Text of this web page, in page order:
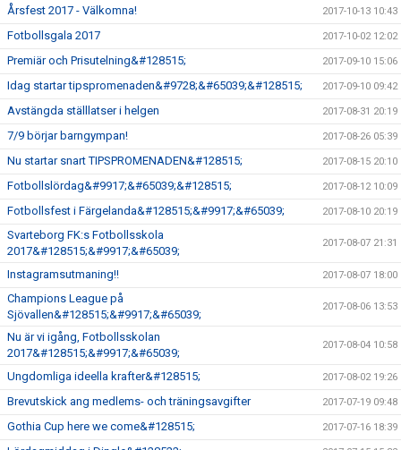
Årsfest 2017 - Välkomna! 2017-10-13 10:43
Fotbollsgala 2017 2017-10-02 12:02
Premiär och Prisutelning&#128515; 2017-09-10 15:06
Idag startar tipspromenaden&#9728;&#65039;&#128515; 2017-09-10 09:42
Avstängda ställlatser i helgen 2017-08-31 20:19
7/9 börjar barngympan! 2017-08-26 05:39
Nu startar snart TIPSPROMENADEN&#128515; 2017-08-15 20:10
Fotbollslördag&#9917;&#65039;&#128515; 2017-08-12 10:09
Fotbollsfest i Färgelanda&#128515;&#9917;&#65039; 2017-08-10 20:19
Svarteborg FK:s Fotbollsskola
2017&#128515;&#9917;&#65039;
2017-08-07 21:31
Instagramsutmaning!! 2017-08-07 18:00
Champions League på
Sjövallen&#128515;&#9917;&#65039;
2017-08-06 13:53
Nu är vi igång, Fotbollsskolan
2017&#128515;&#9917;&#65039;
2017-08-04 10:58
Ungdomliga ideella krafter&#128515; 2017-08-02 19:26
Brevutskick ang medlems- och träningsavgifter 2017-07-19 09:48
Gothia Cup here we come&#128515; 2017-07-16 18:39